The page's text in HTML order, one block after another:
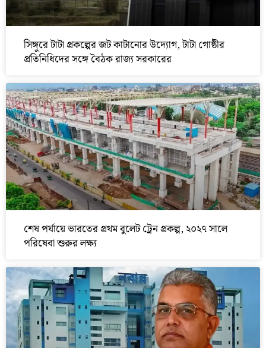
সিঙ্গুরে টাটা প্রকল্পের জট কাটানোর উদ্যোগ, টাটা গোষ্ঠীর
প্রতিনিধিদের সঙ্গে বৈঠক রাজ্য সরকারের
শেষ পর্যায়ে ভারতের প্রথম বুলেট ট্রেন প্রকল্প, ২০২৭ সালে
পরিষেবা শুরুর লক্ষ্য